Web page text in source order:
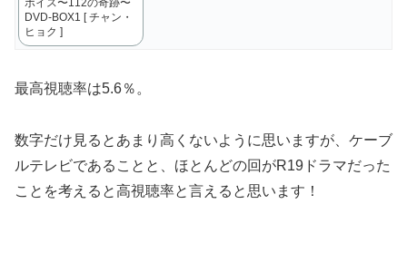
ボイス〜112の奇跡〜
DVD-BOX1 [ チャン・
ヒョク ]
最高視聴率は5.6％。
数字だけ見るとあまり高くないように思いますが、ケーブ
ルテレビであることと、ほとんどの回がR19ドラマだった
ことを考えると高視聴率と言えると思います！